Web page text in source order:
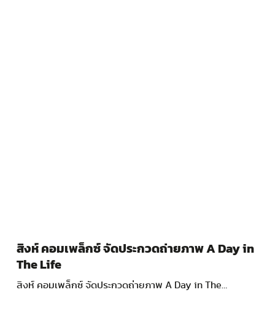
สิงห์ คอมเพล็กซ์ จัดประกวดถ่ายภาพ A Day in
The Life
สิงห์ คอมเพล็กซ์ จัดประกวดถ่ายภาพ A Day in The…